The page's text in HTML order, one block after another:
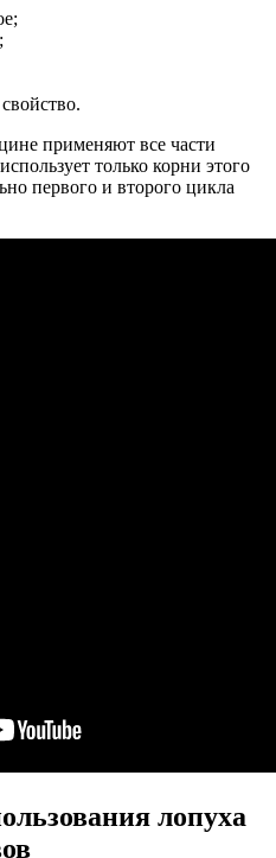
применяют все части
только корни этого
первого и второго цикла
лопуха